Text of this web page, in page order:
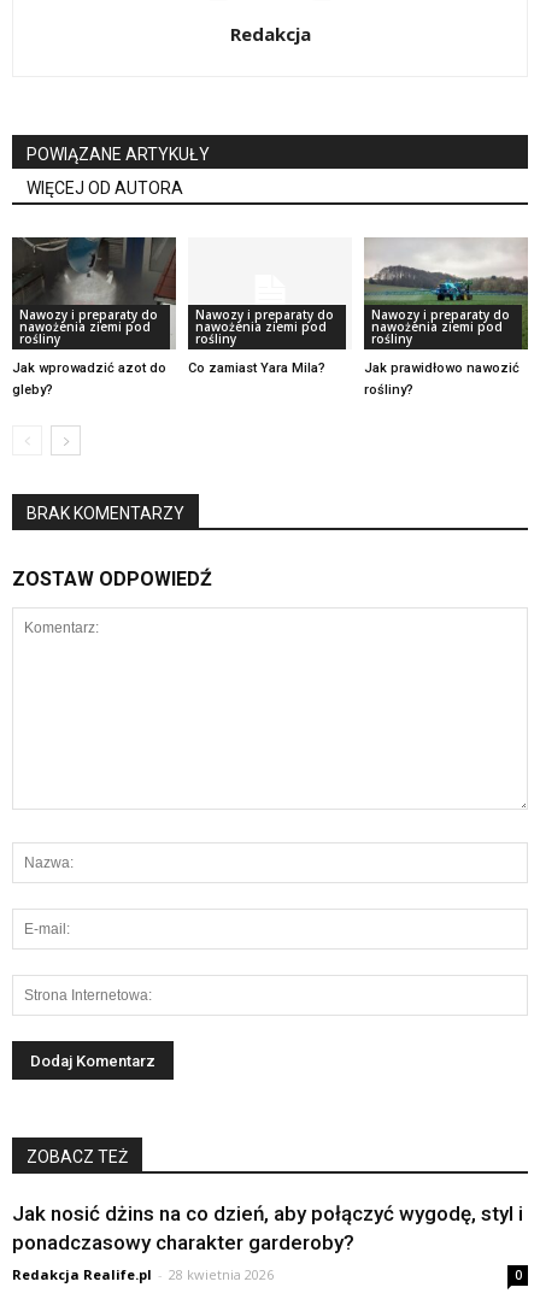
Redakcja
POWIĄZANE ARTYKUŁY
WIĘCEJ OD AUTORA
Nawozy i preparaty do
nawożenia ziemi pod
rośliny
Jak wprowadzić azot do
gleby?
Nawozy i preparaty do
nawożenia ziemi pod
rośliny
Co zamiast Yara Mila?
Nawozy i preparaty do
nawożenia ziemi pod
rośliny
Jak prawidłowo nawozić
rośliny?
BRAK KOMENTARZY
ZOSTAW ODPOWIEDŹ
ZOBACZ TEŻ
Jak nosić dżins na co dzień, aby połączyć wygodę, styl i
ponadczasowy charakter garderoby?
Redakcja Realife.pl - 28 kwietnia 2026 0